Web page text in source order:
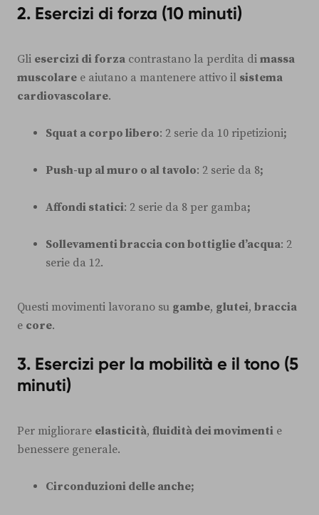
2. Esercizi di forza (10 minuti)
Gli esercizi di forza contrastano la perdita di massa
muscolare e aiutano a mantenere attivo il sistema
cardiovascolare.
Squat a corpo libero: 2 serie da 10 ripetizioni;
Push-up al muro o al tavolo: 2 serie da 8;
Affondi statici: 2 serie da 8 per gamba;
Sollevamenti braccia con bottiglie d’acqua: 2
serie da 12.
Questi movimenti lavorano su gambe, glutei, braccia
e core.
3. Esercizi per la mobilità e il tono (5
minuti)
Per migliorare elasticità, fluidità dei movimenti e
benessere generale.
Circonduzioni delle anche;